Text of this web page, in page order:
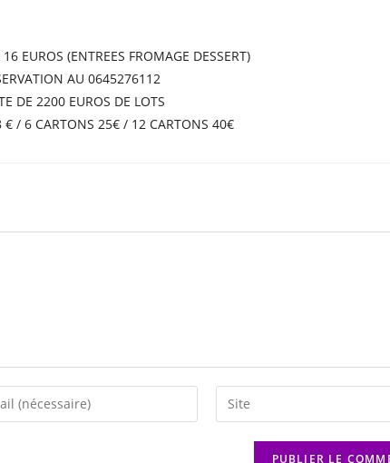
EUROS (ENTREES FROMAGE DESSERT)
AU 0645276112
DE 2200 EUROS DE LOTS
/ 6 CARTONS 25€ / 12 CARTONS 40€